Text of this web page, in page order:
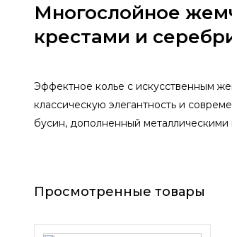
Многослойное
крестами и
Эффектное колье с искусственным
классическую элегантность и
бусин, дополненный
Просмотренные товары